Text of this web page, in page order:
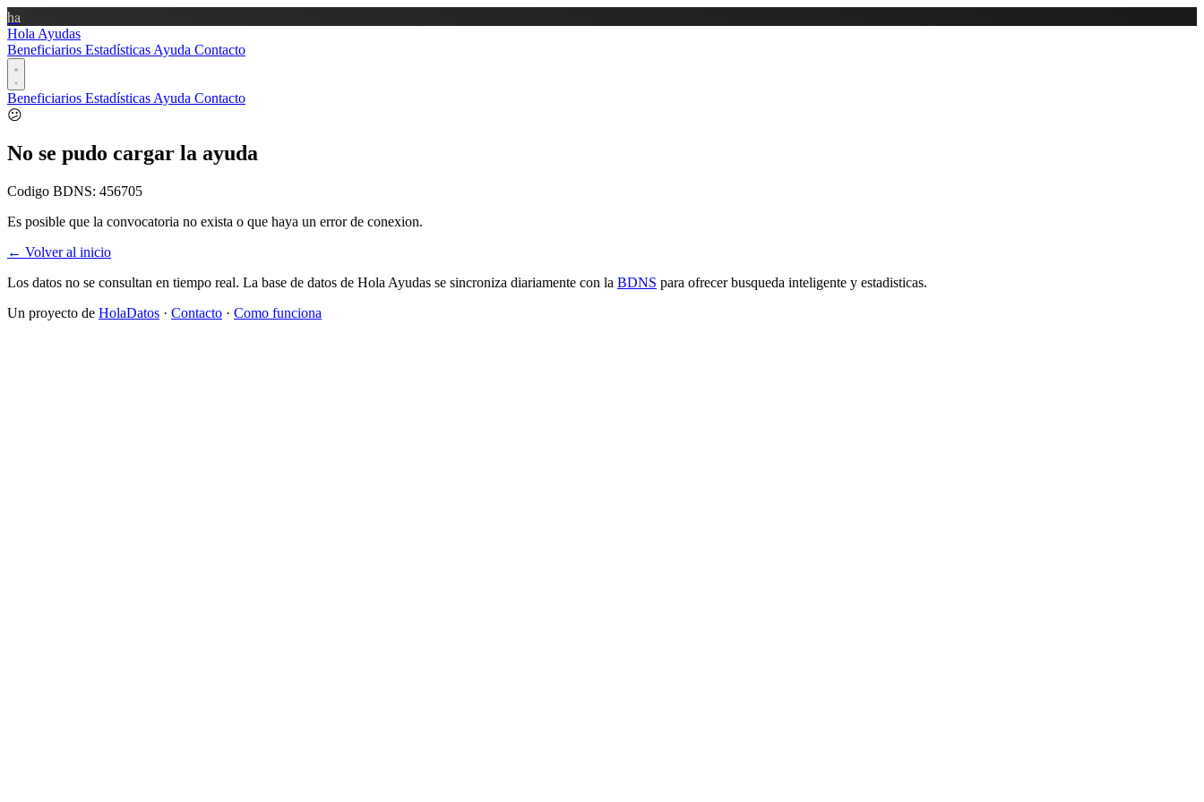
ha
Hola Ayudas
Beneficiarios Estadísticas Ayuda Contacto
Beneficiarios Estadísticas Ayuda Contacto
😕
No se pudo cargar la ayuda
Codigo BDNS: 456705
Es posible que la convocatoria no exista o que haya un error de conexion.
← Volver al inicio
Los datos no se consultan en tiempo real. La base de datos de Hola Ayudas se sincroniza diariamente con la BDNS para ofrecer busqueda inteligente y estadisticas.
Un proyecto de HolaDatos · Contacto · Como funciona